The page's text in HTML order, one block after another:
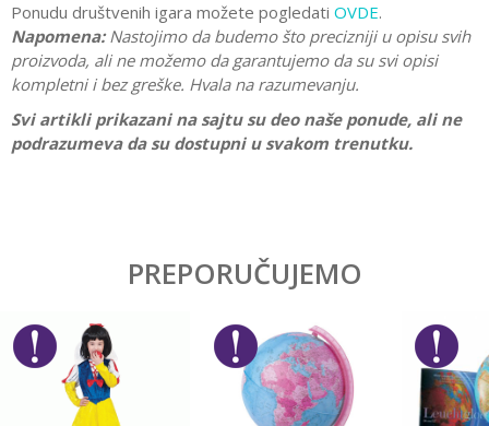
Ponudu društvenih igara možete pogledati OVDE.
Napomena: Nastojimo da budemo što precizniji u opisu svih
proizvoda, ali ne možemo da garantujemo da su svi opisi
kompletni i bez greške. Hvala na razumevanju.
Svi artikli prikazani na sajtu su deo naše ponude, ali ne
podrazumeva da su dostupni u svakom trenutku.
Devojčice, Dečaci
Brend
Gravitrax
Email
PREPORUČUJEMO